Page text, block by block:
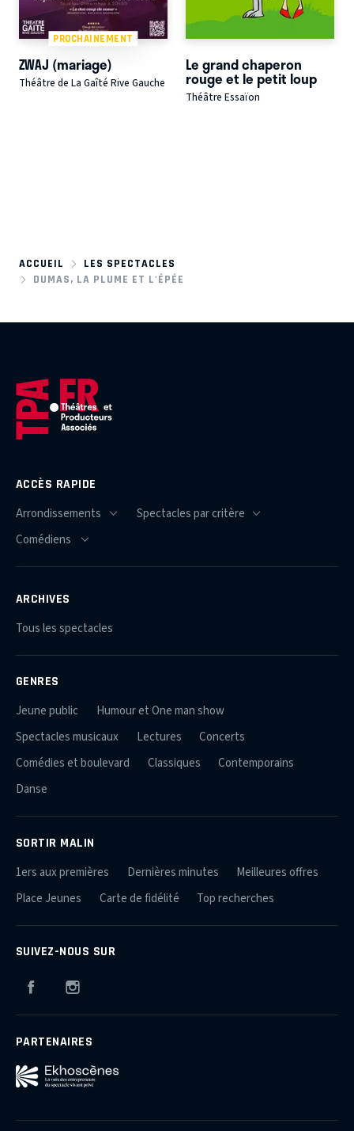
PROCHAINEMENT
ZWAJ (mariage)
Théâtre de La Gaîté Rive Gauche
Le grand chaperon
rouge et le petit loup
Théâtre Essaïon
ACCUEIL
LES SPECTACLES
DUMAS, LA PLUME ET L'ÉPÉE
ACCÈS RAPIDE
ARCHIVES
Tous les spectacles
GENRES
Jeune public
Humour et One man show
Spectacles musicaux
Lectures
Concerts
Comédies et boulevard
Classiques
Contemporains
Danse
SORTIR MALIN
1ers aux premières Dernières minutes
Meilleures offres
Place Jeunes
Carte de fidélité Top recherches
SUIVEZ-NOUS SUR
Facebook
PARTENAIRES